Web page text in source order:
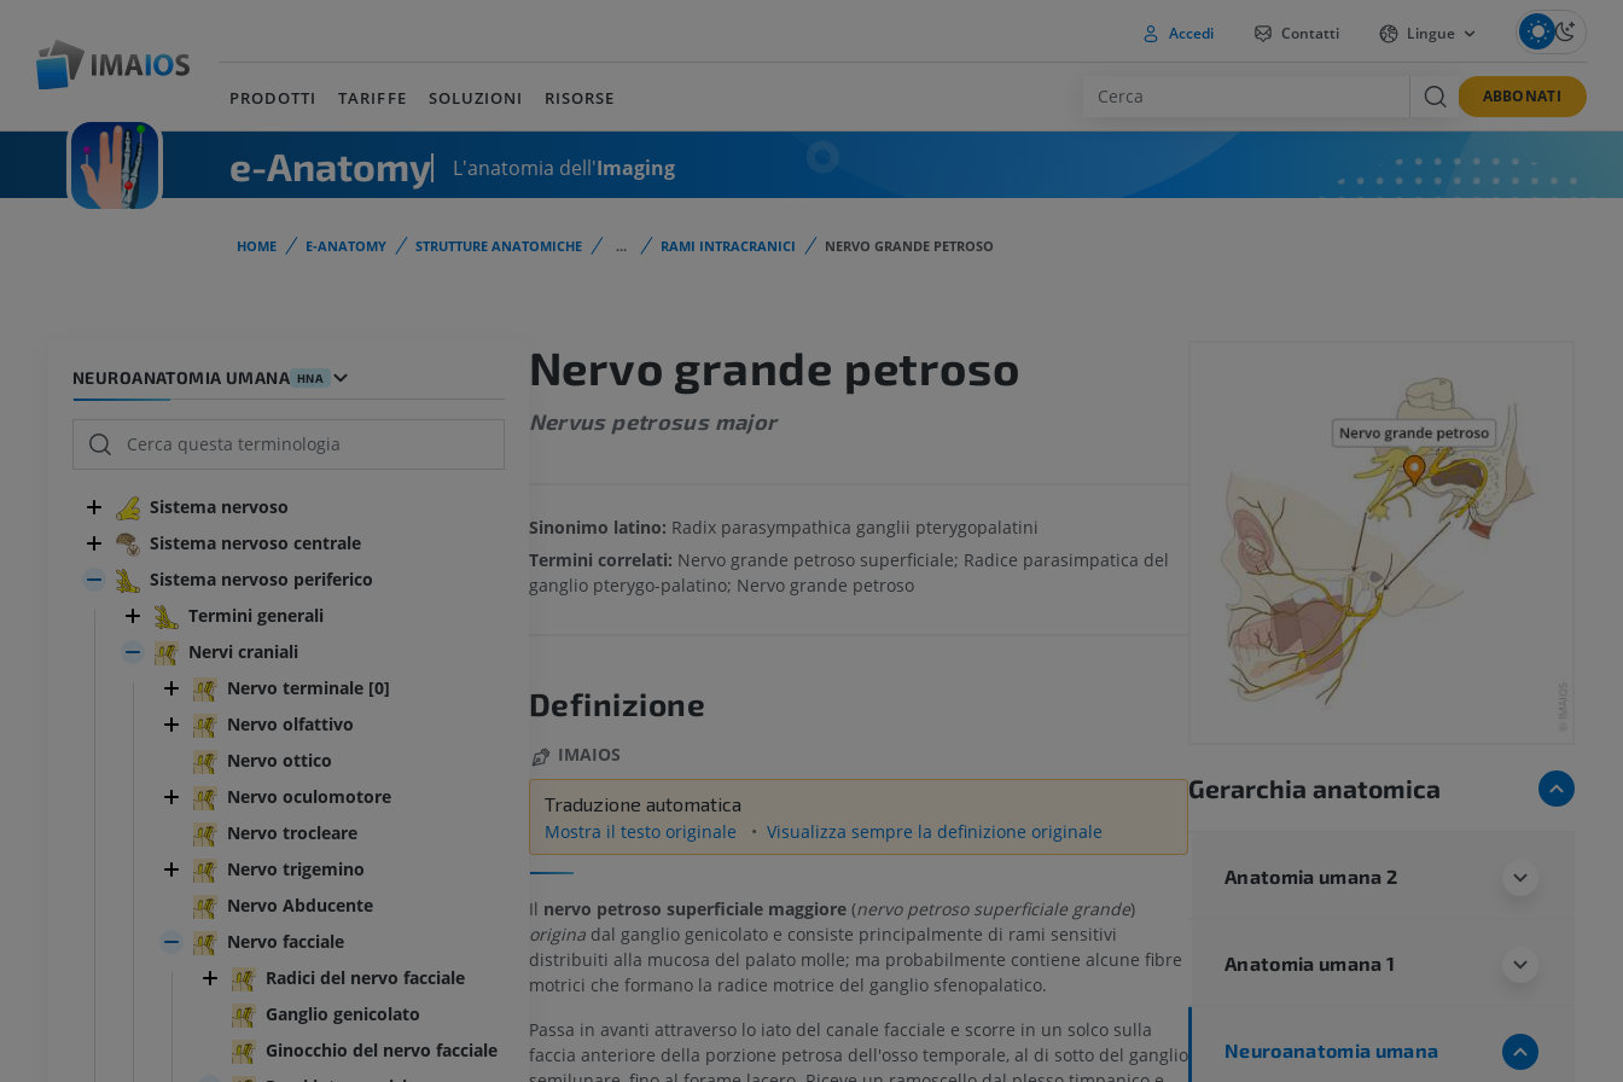
Accedi Contatti Lingue
PRODOTTI TARIFFE SOLUZIONI RISORSE ABBONATI
e-Anatomy L'anatomia dell'Imaging
HOME E-ANATOMY STRUTTURE ANATOMICHE ... RAMI INTRACRANICI NERVO GRANDE PETROSO
NEUROANATOMIA UMANA HNA
Sistema nervoso
Sistema nervoso centrale
Sistema nervoso periferico
Termini generali
Nervi craniali
Nervo terminale [0]
Nervo olfattivo
Nervo ottico
Nervo oculomotore
Nervo trocleare
Nervo trigemino
Nervo Abducente
Nervo facciale
Radici del nervo facciale
Ganglio genicolato
Ginocchio del nervo facciale
Nervo grande petroso
Nervus petrosus major
Sinonimo latino: Radix parasympathica ganglii pterygopalatini
Termini correlati: Nervo grande petroso superficiale; Radice parasimpatica del
ganglio pterygo-palatino; Nervo grande petroso
Definizione
IMAIOS
Traduzione automatica
Mostra il testo originale
Visualizza sempre la definizione originale
Il nervo petroso superficiale maggiore(nervo petroso superficiale grande)
originadal ganglio genicolato e consiste principalmente di rami sensitivi
distribuiti alla mucosa del palato molle; ma probabilmente contiene alcune fibre
motrici che formano la radice motrice del ganglio sfenopalatico.
Passa in avanti attraverso lo iato del canale facciale e scorre in un solco sulla
faccia anteriore della porzione petrosa dell'osso temporale, al di sotto del ganglio
Gerarchia anatomica
Anatomia umana 2
Anatomia umana 1
Neuroanatomia umana